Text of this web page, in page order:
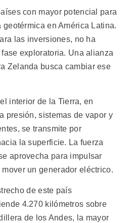
con mayor potencial para
en América Latina.
las inversiones, no ha
exploratoria. Una alianza
Zelanda busca cambiar ese
interior de la Tierra, en
presión, sistemas de vapor y
se transmite por
la superficie. La fuerza
aprovecha para impulsar
un generador eléctrico.
de este país
4.270 kilómetros sobre
de los Andes, la mayor